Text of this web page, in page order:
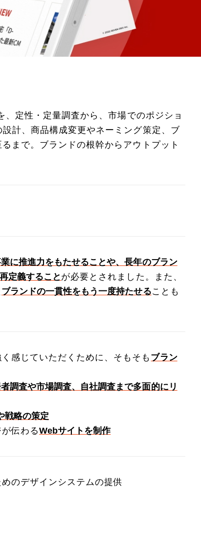
定性・定量調査から、市場でのポジショ
計、商品構成変更やネーミング策定、ブ
まで。ブランドの根幹からアウトプット
に推進力をもたせることや、長年のブラン
定義すること が必要とされました。また、
ブランドの一貫性をもう一度持たせることも
感じていただくために、そもそもブラン
調査や市場調査、自社調査まで多面的にリ
戦略の策定
伝わるWebサイトを制作
のデザインシステムの提供